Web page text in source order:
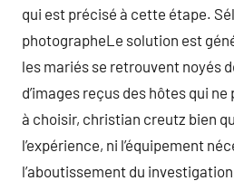
qui est précisé à cette étape.
photographeLe solution est
les mariés se retrouvent noyés
d’images reçus des hôtes qui
à choisir, christian creutz bien
l’expérience, ni l’équipement
l’aboutissement du